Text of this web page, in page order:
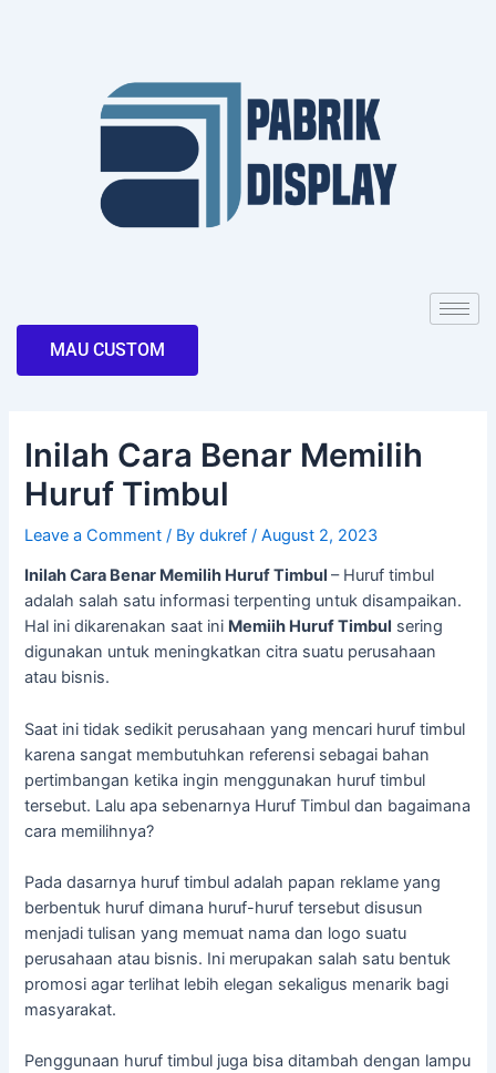
MAU CUSTOM
Inilah Cara Benar Memilih
Huruf Timbul
Leave a Comment / Bydukref/August 2, 2023
Inilah Cara Benar Memilih Huruf Timbul– Huruf timbul
adalah salah satu informasi terpenting untuk disampaikan.
Hal ini dikarenakan saat ini Memiih Huruf Timbul sering
digunakan untuk meningkatkan citra suatu perusahaan
atau bisnis.
Saat ini tidak sedikit perusahaan yang mencari huruf timbul
karena sangat membutuhkan referensi sebagai bahan
pertimbangan ketika ingin menggunakan huruf timbul
tersebut. Lalu apa sebenarnya Huruf Timbul dan bagaimana
cara memilihnya?
Pada dasarnya huruf timbul adalah papan reklame yang
berbentuk huruf dimana huruf-huruf tersebut disusun
menjadi tulisan yang memuat nama dan logo suatu
perusahaan atau bisnis. Ini merupakan salah satu bentuk
promosi agar terlihat lebih elegan sekaligus menarik bagi
masyarakat.
Penggunaan huruf timbul juga bisa ditambah dengan lampu